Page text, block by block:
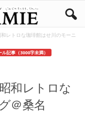
レトロな珈琲館はせ川のモーニ
ル記事（3000字未満）
和レトロな
＠桑名